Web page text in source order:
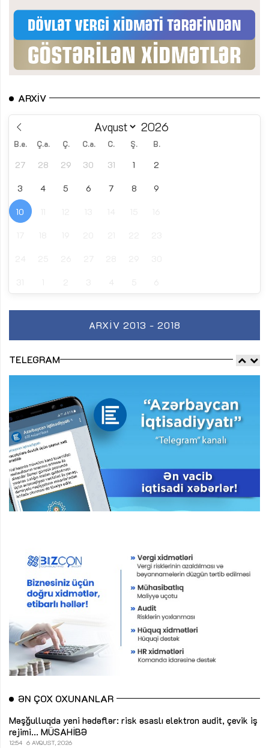
ARXIV
B.e. Ç.a. Ç. C.a. C. Ş. B.
27 28 29 30 31 1 2
3 4 5 6 7 8 9
10
ARXIV 2013 - 2018
TELEGRAM
ƏN ÇOX OXUNANLAR
Məşğulluqda yeni hədəflər: risk əsaslı elektron audit, çevik iş
rejimi... MÜSAHİBƏ
12:54 6 AVQUST, 2026